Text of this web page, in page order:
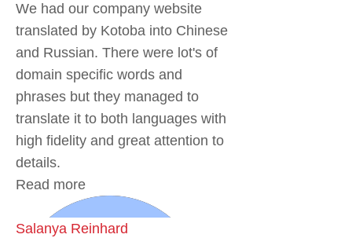
We had our company website
translated by Kotoba into Chinese
and Russian. There were lot's of
domain specific words and
phrases but they managed to
translate it to both languages with
high fidelity and great attention to
details.
Read more
Salanya Reinhard